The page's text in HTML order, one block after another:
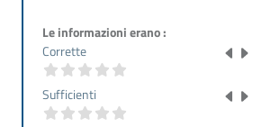
Le informazioni erano :
Corrette
Sufficienti